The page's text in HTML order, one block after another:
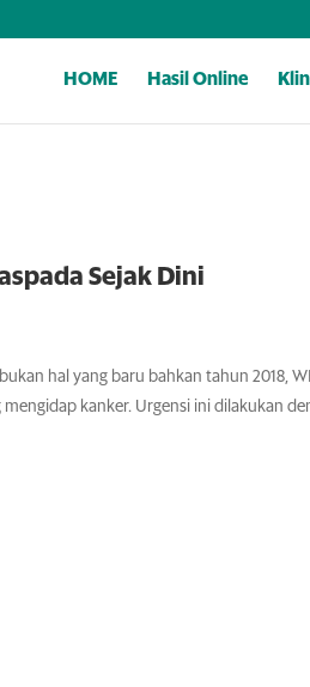
HOME Hasil Online
Sejak Dini
hal yang baru bahkan tahun 2018,
kanker. Urgensi ini dilakukan